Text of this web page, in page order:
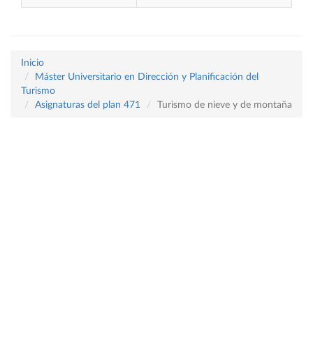
Inicio
Máster Universitario en Dirección y Planificación del
Turismo
Asignaturas del plan 471
Turismo de nieve y de montaña